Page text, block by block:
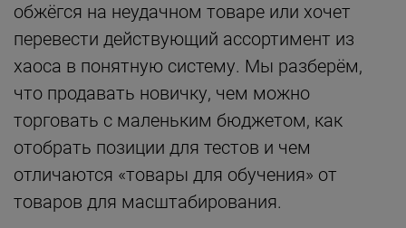
обжёгся на неудачном товаре или хочет
перевести действующий ассортимент из
хаоса в понятную систему. Мы разберём,
что продавать новичку, чем можно
торговать с маленьким бюджетом, как
отобрать позиции для тестов и чем
отличаются «товары для обучения» от
товаров для масштабирования.